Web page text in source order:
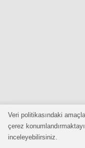
Veri politikasındaki
çerez
inceleyebilirsiniz.